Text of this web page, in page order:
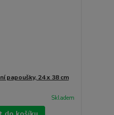
papoušky, 24 x 38 cm
Skladem